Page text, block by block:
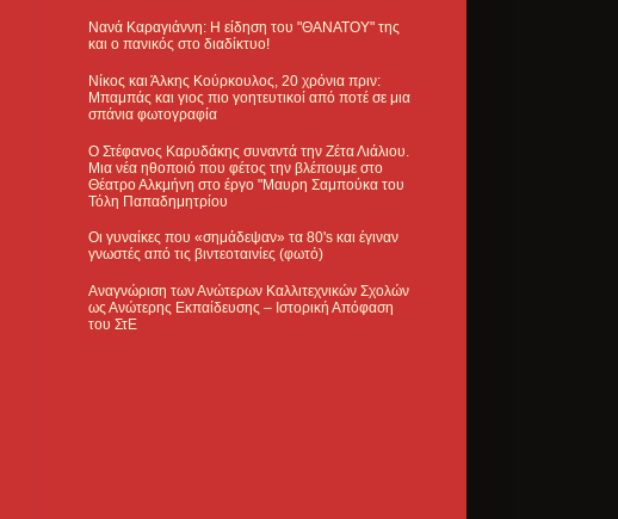
Νανά Καραγιάννη: Η είδηση του "ΘΑΝΑΤΟΥ" της
και ο πανικός στο διαδίκτυο!
Νίκος και Άλκης Κούρκουλος, 20 χρόνια πριν:
Μπαμπάς και γιος πιο γοητευτικοί από ποτέ σε μια
σπάνια φωτογραφία
Ο Στέφανος Καρυδάκης συναντά την Ζέτα Λιάλιου.
Μια νέα ηθοποιό που φέτος την βλέπουμε στο
Θέατρο Αλκμήνη στο έργο "Μαυρη Σαμπούκα του
Τόλη Παπαδημητρίου
Οι γυναίκες που «σημάδεψαν» τα 80's και έγιναν
γνωστές από τις βιντεοταινίες (φωτό)
Αναγνώριση των Ανώτερων Καλλιτεχνικών Σχολών
ως Ανώτερης Εκπαίδευσης – Ιστορική Απόφαση
του ΣτΕ